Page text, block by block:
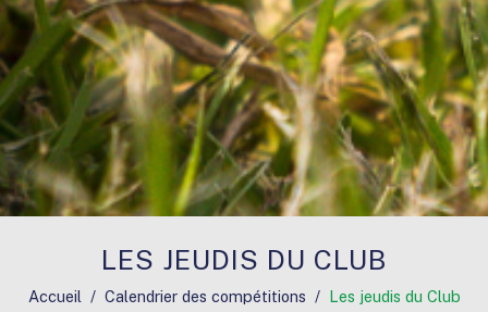
LES JEUDIS DU CLUB
Accueil Calendrier des compétitions Les jeudis du Club